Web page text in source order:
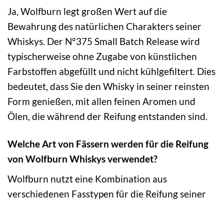
Ja, Wolfburn legt großen Wert auf die
Bewahrung des natürlichen Charakters seiner
Whiskys. Der N°375 Small Batch Release wird
typischerweise ohne Zugabe von künstlichen
Farbstoffen abgefüllt und nicht kühlgefiltert. Dies
bedeutet, dass Sie den Whisky in seiner reinsten
Form genießen, mit allen feinen Aromen und
Ölen, die während der Reifung entstanden sind.
Welche Art von Fässern werden für die Reifung
von Wolfburn Whiskys verwendet?
Wolfburn nutzt eine Kombination aus
verschiedenen Fasstypen für die Reifung seiner